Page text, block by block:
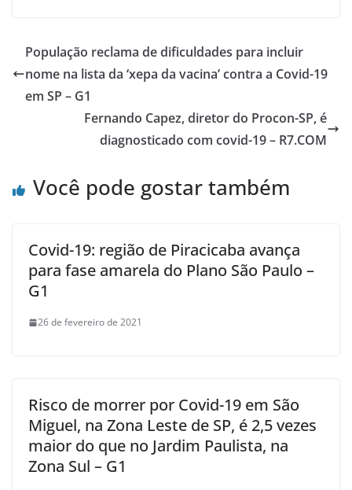
População reclama de dificuldades para incluir
nome na lista da ‘xepa da vacina’ contra a Covid-19
em SP – G1
Fernando Capez, diretor do Procon-SP, é
diagnosticado com covid-19 – R7.COM
Você pode gostar também
Covid-19: região de Piracicaba avança
para fase amarela do Plano São Paulo –
G1
26 de fevereiro de 2021
Risco de morrer por Covid-19 em São
Miguel, na Zona Leste de SP, é 2,5 vezes
maior do que no Jardim Paulista, na
Zona Sul – G1